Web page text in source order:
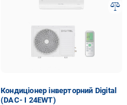
Кондиціонер інверторний Digital
(DAC- I 24EWT)